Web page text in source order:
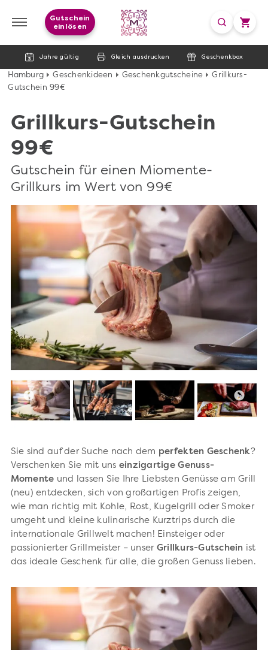
Jahre gültig Gleich ausdrucken Geschenkbox
Gutschein
einlösen
Hamburg Geschenkideen Geschenkgutscheine
Grillkurs-
Gutschein 99€
Grillkurs-Gutschein
99€
Gutschein für einen Miomente-
Grillkurs im Wert von 99€
Sie sind auf der Suche nach dem perfekten Geschenk?
Verschenken Sie mit uns einzigartige Genuss-
Momente und lassen Sie Ihre Liebsten Genüsse am Grill
(neu) entdecken, sich von großartigen Profis zeigen,
wie man richtig mit Kohle, Rost, Kugelgrill oder Smoker
umgeht und kleine kulinarische Kurztrips durch die
internationale Grillwelt machen! Einsteiger oder
passionierter Grillmeister – unser Grillkurs-Gutschein ist
das ideale Geschenk für alle, die großen Genuss lieben.